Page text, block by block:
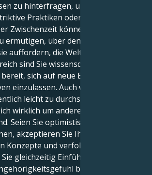
zu hinterfragen, und Sie könnten
Praktiken oder Vorschriften
Zwischenzeit können Sie die
ermutigen, über den Tellerrand zu
auffordern, die Welt zu verändern.
sind Sie wissensdurstig,
sich auf neue Erkenntnisse
einzulassen. Auch wenn Ihre
leicht zu durchschauen sind,
wirklich um andere und darum, wie
Seien Sie optimistisch in Bezug auf
akzeptieren Sie Ihre
Konzepte und verfolgen Sie Ihre
gleichzeitig Einfühlungsvermögen
bewahren.